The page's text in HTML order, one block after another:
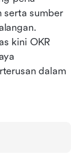
serta sumber
kini OKR
dalam